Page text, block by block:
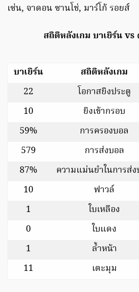
เซ่น, จาดอน ซานโช่, มาร์โก้ รอยส์
สถิติหลังเกม บาเยิร์น
บาเยิร์น สถิติหลังเกม
22
โอกาสยิงประตู
10
ยิงเข้ากรอบ
59%
การครองบอล
579
การส่งบอล
87%
ความแม่นยำในการส่
10
ฟาวล์
1
ใบเหลือง
0
ใบแดง
1
ล้ำหน้า
11
เตะมุม